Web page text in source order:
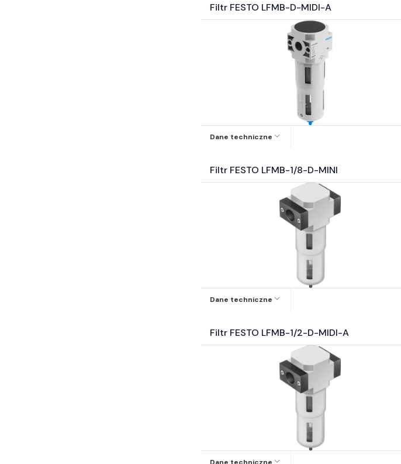
Filtr FESTO LFMB-D-MIDI-A
Dane techniczne
Filtr FESTO LFMB-1/8-D-MINI
Dane techniczne
Filtr FESTO LFMB-1/2-D-MIDI-A
Dane techniczne